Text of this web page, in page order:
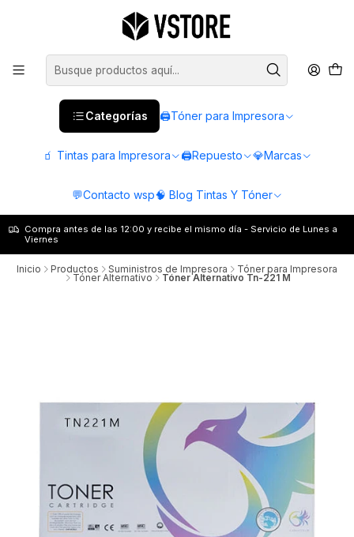
Categorías 🖨️Tóner para Impresora
🧃 Tintas para Impresora 🖨️Repuesto 💎Marcas
💬Contacto wsp🧠 Blog Tintas Y Tóner
Compra antes de las 12:00 y recibe el mismo día - Servicio de Lunes a
Viernes
Inicio Productos Suministros de Impresora Tóner para Impresora
Tóner Alternativo Tóner Alternativo Tn-221 M